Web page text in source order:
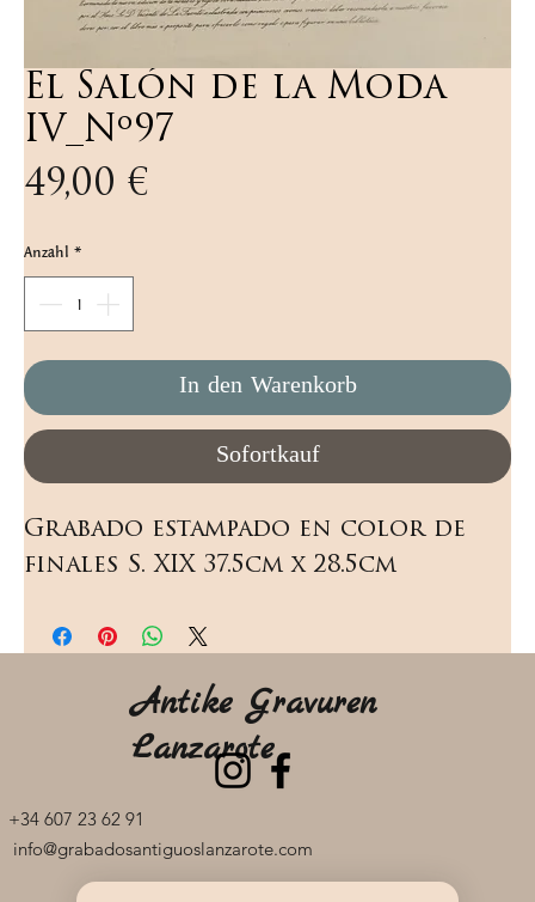
El Salón de la Moda
IV_Nº97
49,00 €
Anzahl *
In den Warenkorb
Sofortkauf
Grabado estampado en color de
finales S. XIX 37.5cm x 28.5cm
+34 607 23 62 91
info@grabadosantiguoslanzarote.com
Antike Gravuren
Lanzarote